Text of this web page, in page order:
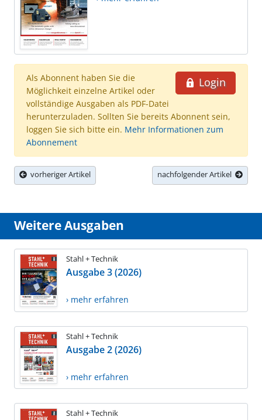
Login
Als Abonnent haben Sie die
Möglichkeit einzelne Artikel oder
vollständige Ausgaben als PDF-Datei
herunterzuladen. Sollten Sie bereits Abonnent sein,
loggen Sie sich bitte ein. Mehr Informationen zum
Abonnement
vorheriger Artikel nachfolgender Artikel
Weitere Ausgaben
Stahl + Technik
Ausgabe 3 (2026)
› mehr erfahren
Stahl + Technik
Ausgabe 2 (2026)
› mehr erfahren
Stahl + Technik